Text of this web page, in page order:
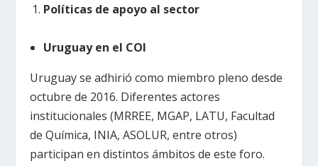
Políticas de apoyo al sector
Uruguay en el COI
Uruguay se adhirió como miembro pleno desde
octubre de 2016. Diferentes actores
institucionales (MRREE, MGAP, LATU, Facultad
de Química, INIA, ASOLUR, entre otros)
participan en distintos ámbitos de este foro.